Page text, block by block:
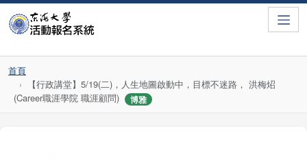
首頁
【行政講堂】5/19(二)，人生地圖啟動中，目標不迷路， 洪梅炤
(Career職涯學院 職涯顧問)
博雅